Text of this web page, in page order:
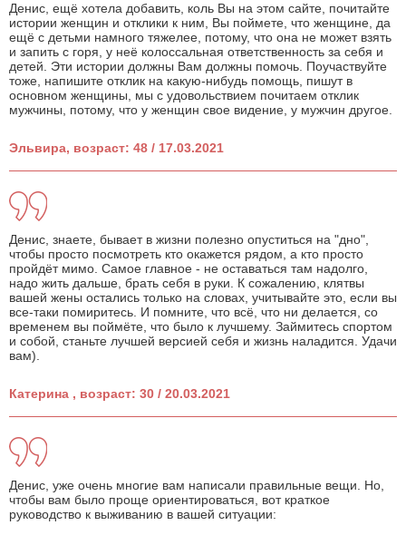
Денис, ещё хотела добавить, коль Вы на этом сайте, почитайте
истории женщин и отклики к ним, Вы поймете, что женщине, да
ещё с детьми намного тяжелее, потому, что она не может взять
и запить с горя, у неё колоссальная ответственность за себя и
детей. Эти истории должны Вам должны помочь. Поучаствуйте
тоже, напишите отклик на какую-нибудь помощь, пишут в
основном женщины, мы с удовольствием почитаем отклик
мужчины, потому, что у женщин свое видение, у мужчин другое.
Эльвира, возраст: 48 / 17.03.2021
Денис, знаете, бывает в жизни полезно опуститься на "дно",
чтобы просто посмотреть кто окажется рядом, а кто просто
пройдёт мимо. Самое главное - не оставаться там надолго,
надо жить дальше, брать себя в руки. К сожалению, клятвы
вашей жены остались только на словах, учитывайте это, если вы
все-таки помиритесь. И помните, что всё, что ни делается, со
временем вы поймёте, что было к лучшему. Займитесь спортом
и собой, станьте лучшей версией себя и жизнь наладится. Удачи
вам).
Катерина , возраст: 30 / 20.03.2021
Денис, уже очень многие вам написали правильные вещи. Но,
чтобы вам было проще ориентироваться, вот краткое
руководство к выживанию в вашей ситуации: